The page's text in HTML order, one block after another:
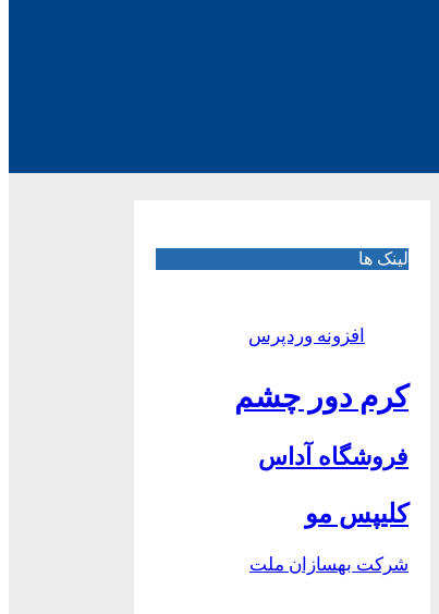
لینک ها
افزونه وردپرس
کرم دور چشم
فروشگاه آداس
کلیپس مو
شرکت بهسازان ملت